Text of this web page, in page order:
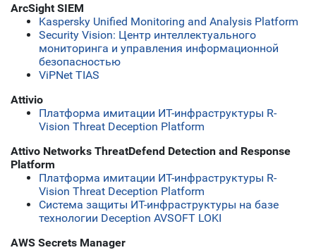
ArcSight SIEM
Kaspersky Unified Monitoring and Analysis Platform
Security Vision: Центр интеллектуального
мониторинга и управления информационной
безопасностью
ViPNet TIAS
Attivio
Платформа имитации ИТ-инфраструктуры R-
Vision Threat Deception Platform
Attivo Networks ThreatDefend Detection and Response
Platform
Платформа имитации ИТ-инфраструктуры R-
Vision Threat Deception Platform
Система защиты ИТ-инфраструктуры на базе
технологии Deception AVSOFT LOKI
AWS Secrets Manager